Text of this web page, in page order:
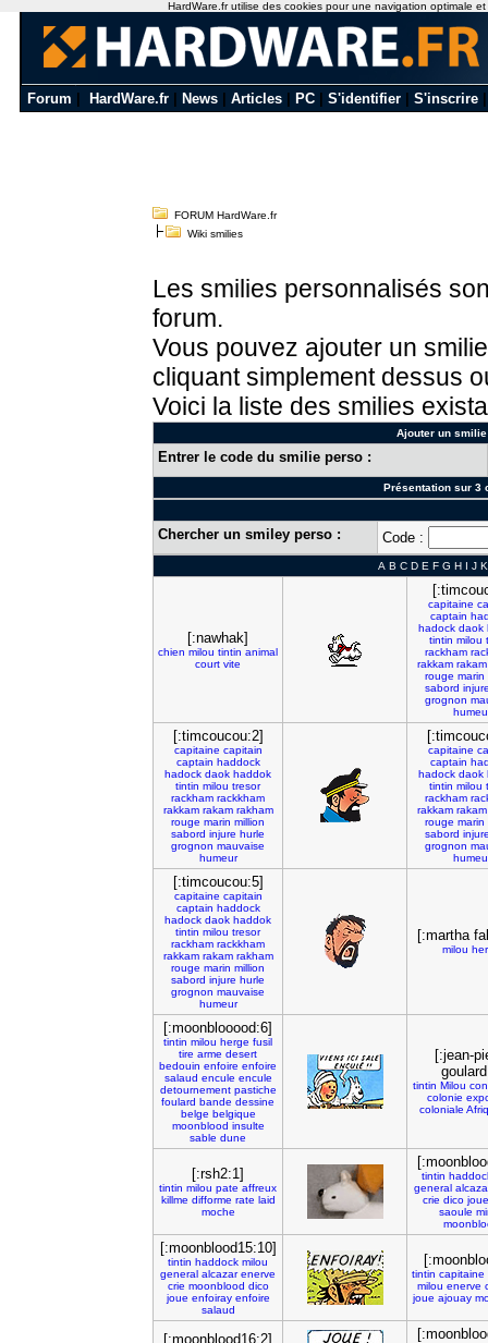
Forum HardWare.fr News Articles PC S'identifier S'inscrire
FORUM HardWare.fr
Wiki smilies
Les smilies personnalisés
forum.
Vous pouvez ajouter un
cliquant simplement dessus
Voici la liste des smilies
Ajouter un
Entrer le code du smilie perso :
Présentation sur 3
Chercher un smiley perso : Code :
A B C D E F G H I J K
[:nawhak]
chien milou tintin animal
court vite
capitaine
captain
hadock daok
tintin milou
rackham
rakkam rakam
rouge marin
sabord
grognon
[:timcoucou:2]
capitaine capitain
captain haddock
hadock daok haddok
tintin milou tresor
rackham rackkham
rakkam rakam rakham
rouge marin million
sabord injure hurle
grognon mauvaise
humeur
capitaine
captain
hadock daok
tintin milou
rackham
rakkam rakam
rouge marin
sabord
grognon
[:timcoucou:5]
capitaine capitain
captain haddock
hadock daok haddok
tintin milou tresor
rackham rackkham
rakkam rakam rakham
rouge marin million
sabord injure hurle
grognon mauvaise
humeur
[:martha
milou
[:moonblooood:6]
tintin milou herge fusil
tire arme desert
bedouin enfoire enfoire
salaud encule encule
detournement pastiche
foulard bande dessine
belge belgique
moonblood insulte
sable dune
[:jean-
tintin Milou
colonie
coloniale
[:rsh2:1]
tintin milou pate affreux
killme difforme rate laid
moche
tintin
general
crie dico joue
saoule
[:moonblood15:10]
tintin haddock milou
general alcazar enerve
crie moonblood dico
joue enfoiray enfoire
salaud
tintin capitaine
milou enerve
joue ajouay
[:moonblood16:2]
HardWare.fr utilise des cookies pour une navigation optimale